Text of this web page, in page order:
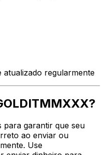
atualizado regularmente
para garantir que seu
ao enviar ou
Use